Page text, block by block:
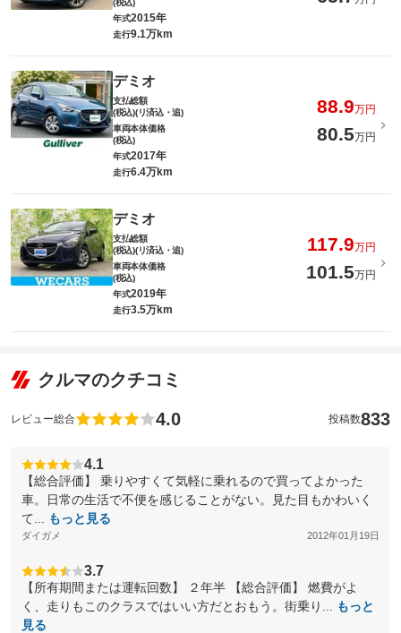
年式2015年
走行9.1万km
デミオ
支払総額
(税込)(リ済込・追)
88.9万円
車両本体価格
(税込)
80.5万円
年式2017年
走行6.4万km
デミオ
支払総額
(税込)(リ済込・追)
117.9万円
車両本体価格
(税込)
101.5万円
年式2019年
走行3.5万km
クルマのクチコミ
レビュー総合 4.0 投稿数833
4.1
【総合評価】 乗りやすくて気軽に乗れるので買ってよかった
車。日常の生活で不便を感じることがない。見た目もかわいく
て...
もっと見る
ダイガメ 2012年01月19日
3.7
【所有期間または運転回数】 ２年半 【総合評価】 燃費がよ
く、走りもこのクラスではいい方だとおもう。街乗り...
もっと
見る